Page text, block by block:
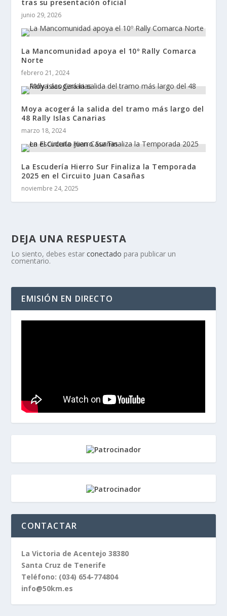
tras su presentación oficial
junio 29, 2026
La Mancomunidad apoya el 10º Rally Comarca
Norte
febrero 21, 2024
Moya acogerá la salida del tramo más largo del
48 Rally Islas Canarias
marzo 18, 2024
La Escudería Hierro Sur Finaliza la Temporada
2025 en el Circuito Juan Casañas
noviembre 24, 2025
DEJA UNA RESPUESTA
Lo siento, debes estarconectado para publicar un
comentario.
EMISIÓN EN DIRECTO
CONTACTAR
La Victoria de Acentejo 38380
Santa Cruz de Tenerife
Teléfono: (034) 654-774804
info@50km.es